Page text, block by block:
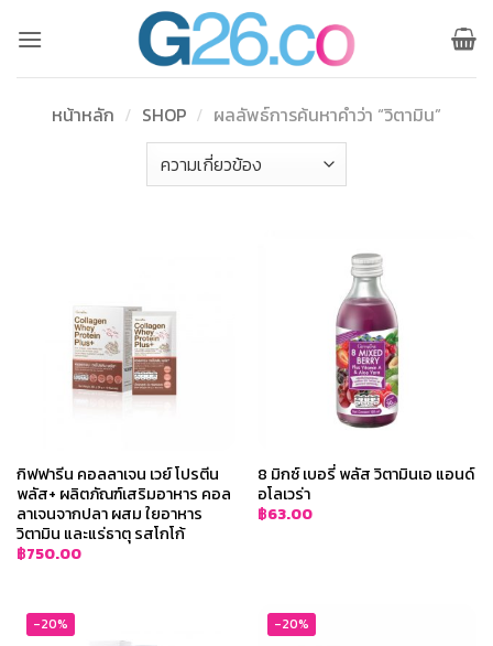
หน้าหลัก / SHOP / ผลลัพธ์การค้นหาคำว่า “วิตามิน”
กิฟฟารีน คอลลาเจน เวย์ โปรตีน
พลัส+ ผลิตภัณฑ์เสริมอาหาร คอล
ลาเจนจากปลา ผสม ใยอาหาร
วิตามิน และแร่ธาตุ รสโกโก้
฿750.00
8 มิกซ์ เบอรี่ พลัส วิตามินเอ แอนด์
อโลเวร่า
฿63.00
-20% -20%